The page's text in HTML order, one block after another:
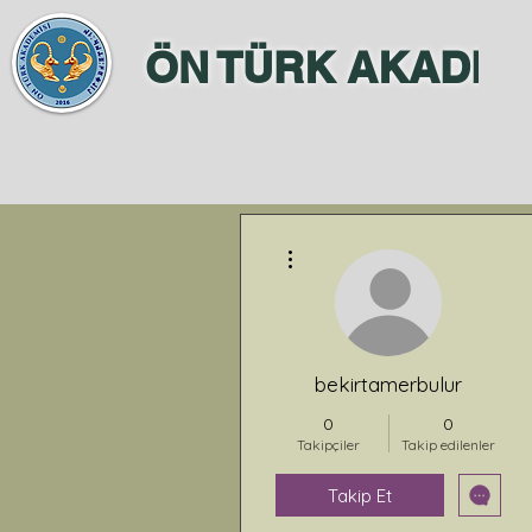
ÖN TÜRK
bekirtamerbulur
0
Takipçiler
0
Takip edilenler
Takip Et